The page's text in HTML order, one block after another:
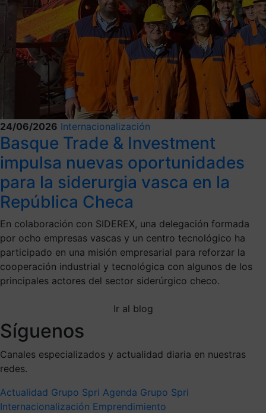
24/06/2026 Internacionalización
Basque Trade & Investment
impulsa nuevas oportunidades
para la siderurgia vasca en la
República Checa
En colaboración con SIDEREX, una delegación formada
por ocho empresas vascas y un centro tecnológico ha
participado en una misión empresarial para reforzar la
cooperación industrial y tecnológica con algunos de los
principales actores del sector siderúrgico checo.
Ir al blog
Síguenos
Canales especializados y actualidad diaria en nuestras
redes.
Actualidad Grupo Spri Agenda Grupo Spri
Internacionalización Emprendimiento